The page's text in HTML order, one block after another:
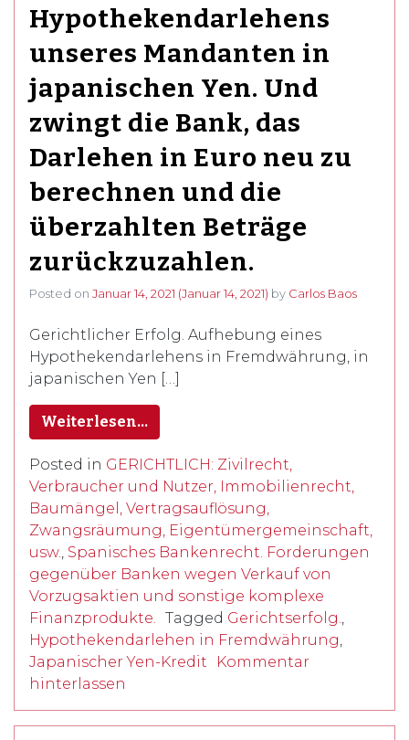
Hypothekendarlehens
unseres Mandanten in
japanischen Yen. Und
zwingt die Bank, das
Darlehen in Euro neu zu
berechnen und die
überzahlten Beträge
zurückzuzahlen.
Posted on Januar 14, 2021 (Januar 14, 2021) by Carlos Baos
Gerichtlicher Erfolg. Aufhebung eines
Hypothekendarlehens in Fremdwährung, in
japanischen Yen […]
Weiterlesen…
Posted in GERICHTLICH: Zivilrecht,
Verbraucher und Nutzer, Immobilienrecht,
Baumängel, Vertragsauflösung,
Zwangsräumung, Eigentümergemeinschaft,
usw., Spanisches Bankenrecht. Forderungen
gegenüber Banken wegen Verkauf von
Vorzugsaktien und sonstige komplexe
Finanzprodukte. Tagged Gerichtserfolg.,
Hypothekendarlehen in Fremdwährung,
Japanischer Yen-Kredit
Kommentar
hinterlassen